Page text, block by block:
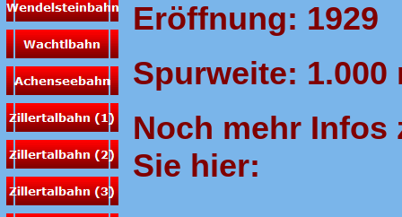
Eröffnung: 1929
Spurweite:
Noch mehr Infos
Sie hier: